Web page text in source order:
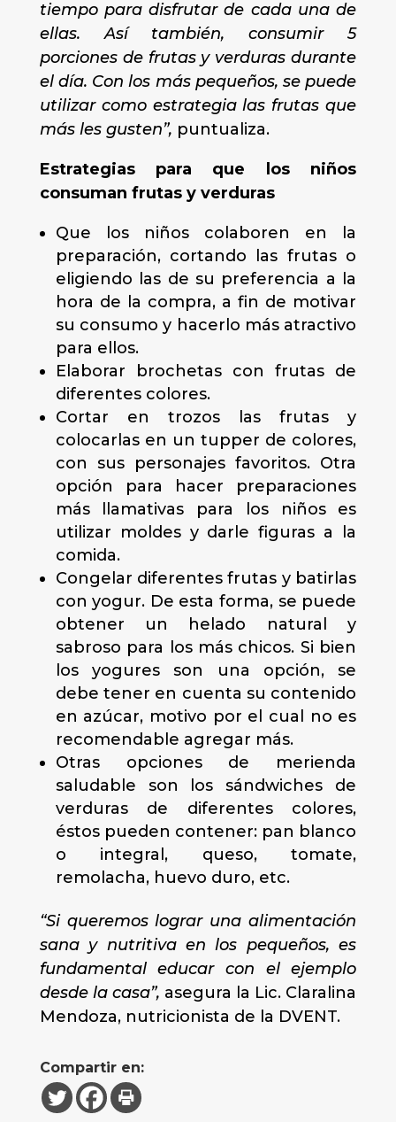
tiempo para disfrutar de cada una de
ellas. Así también, consumir 5
porciones de frutas y verduras durante
el día. Con los más pequeños, se puede
utilizar como estrategia las frutas que
más les gusten”, puntualiza.
Estrategias para que los niños
consuman frutas y verduras
Que los niños colaboren en la
preparación, cortando las frutas o
eligiendo las de su preferencia a la
hora de la compra, a fin de motivar
su consumo y hacerlo más atractivo
para ellos.
Elaborar brochetas con frutas de
diferentes colores.
Cortar en trozos las frutas y
colocarlas en un tupper de colores,
con sus personajes favoritos. Otra
opción para hacer preparaciones
más llamativas para los niños es
utilizar moldes y darle figuras a la
comida.
Congelar diferentes frutas y batirlas
con yogur. De esta forma, se puede
obtener un helado natural y
sabroso para los más chicos. Si bien
los yogures son una opción, se
debe tener en cuenta su contenido
en azúcar, motivo por el cual no es
recomendable agregar más.
Otras opciones de merienda
saludable son los sándwiches de
verduras de diferentes colores,
éstos pueden contener: pan blanco
o integral, queso, tomate,
remolacha, huevo duro, etc.
“Si queremos lograr una alimentación
sana y nutritiva en los pequeños, es
fundamental educar con el ejemplo
desde la casa”, asegura la Lic. Claralina
Mendoza, nutricionista de la DVENT.
Compartir en: